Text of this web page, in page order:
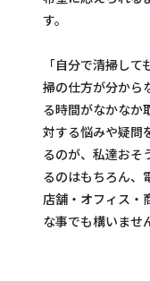
す。
「自分で清掃し
掃の仕方が分から
る時間がなかなか
対する悩みや疑問
るのが、私達おそ
るのはもちろん、
店舗・オフィス・
な事でも構いませ